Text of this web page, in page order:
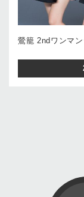
鶯籠 2ndワンマン